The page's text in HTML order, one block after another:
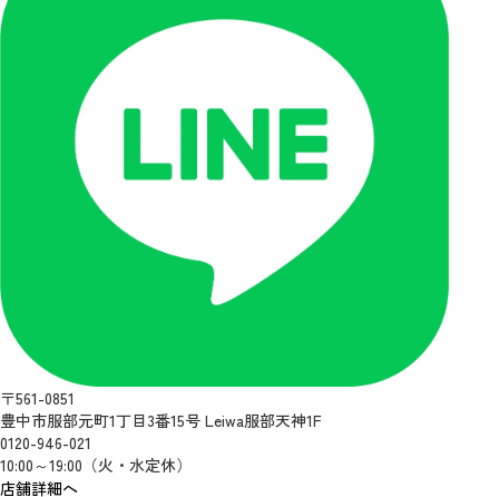
〒561-0851
豊中市服部元町1丁目3番15号 Leiwa服部天神1F
0120-946-021
10:00～19:00（火・水定休）
店舗詳細へ